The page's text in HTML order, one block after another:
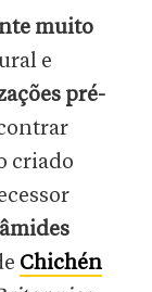
muito
e
pré-
criado
Chichén